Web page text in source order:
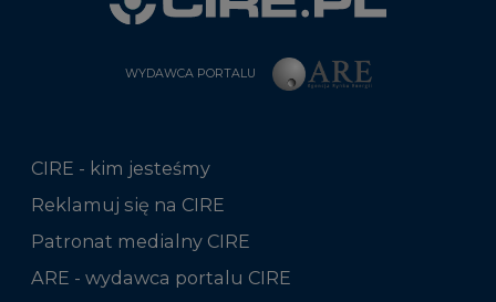
WYDAWCA PORTALU
CIRE - kim jesteśmy
Reklamuj się na CIRE
Patronat medialny CIRE
ARE - wydawca portalu CIRE